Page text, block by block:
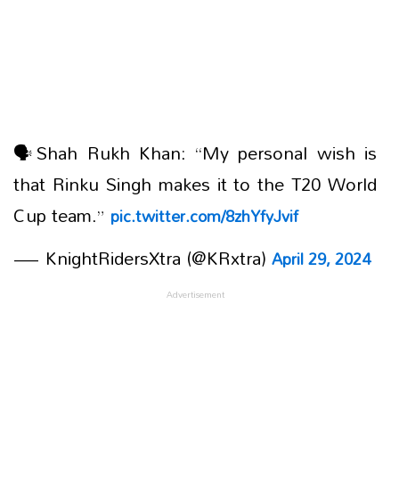
🗣Shah Rukh Khan: “My personal wish is
that Rinku Singh makes it to the T20 World
Cup team.” pic.twitter.com/8zhYfyJvif
— KnightRidersXtra (@KRxtra)April 29, 2024